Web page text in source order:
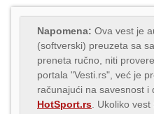
Napomena: Ova vest je
(softverski) preuzeta sa
preneta ručno, niti
portala "Vesti.rs", već je
računajući na savesnost i
HotSport.rs . Ukoliko